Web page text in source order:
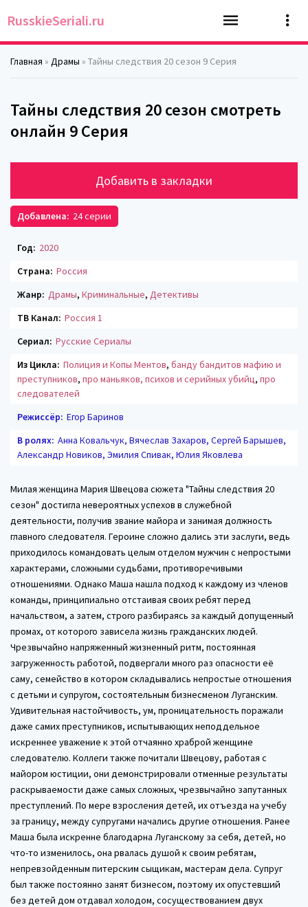
RusskieSeriali.ru
Главная » Драмы » Тайны следствия 20 сезон 9 Серия
Тайны следствия 20 сезон смотреть
онлайн 9 Серия
Добавить в закладки
Добавлена: 24 серии
Год: 2020
Страна: Россия
Жанр: Драмы, Криминальные, Детективы
ТВ Канал: Россия 1
Сериал: Русские Сериалы
Из Цикла: Полиция и Копы Ментов, банду бандитов мафию и
преступников, про маньяков, психов и серийных убийц, про
следователей
Режиссёр: Егор Баринов
В ролях: Анна Ковальчук, Вячеслав Захаров, Сергей Барышев,
Александр Новиков, Эмилия Спивак, Юлия Яковлева
Милая женщина Мария Швецова сюжета "Тайны следствия 20
сезон" достигла невероятных успехов в служебной
деятельности, получив звание майора и занимая должность
главного следователя. Героине сложно дались эти заслуги, ведь
приходилось командовать целым отделом мужчин с непростыми
характерами, сложными судьбами, противоречивыми
отношениями. Однако Маша нашла подход к каждому из членов
команды, принципиально отстаивая своих ребят перед
начальством, а затем, строго разбираясь за каждый допущенный
промах, от которого зависела жизнь гражданских людей.
Чрезвычайно напряженный жизненный ритм, постоянная
загруженность работой, подвергали много раз опасности её
саму, семейство в котором складывались непростые отношения
с детьми и супругом, состоятельным бизнесменом Луганским.
Удивительная настойчивость, ум, проницательность поражали
даже самих преступников, испытывающих неподдельное
искреннее уважение к этой отчаянно храброй женщине
следователю. Коллеги также почитали Швецову, работая с
майором юстиции, они демонстрировали отменные результаты
раскрываемости даже самых сложных, чрезвычайно запутанных
преступлений. По мере взросления детей, их отъезда на учебу
за границу, между супругами начались другие отношения. Ранее
Маша была искренне благодарна Луганскому за себя, детей, но
что-то изменилось, она рвалась душой к своим ребятам,
непревзойденным питерским сыщикам, мастерам дела. Супруг
был также постоянно занят бизнесом, поэтому их опустевший
без детей дом отдавал холодом, сосуществованием двух